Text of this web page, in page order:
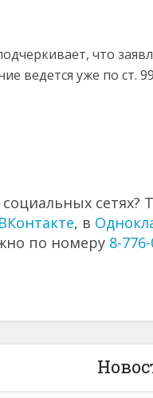
что
ведется уже по ст.
сетях?
ВКонтакте, в
по номеру 8-